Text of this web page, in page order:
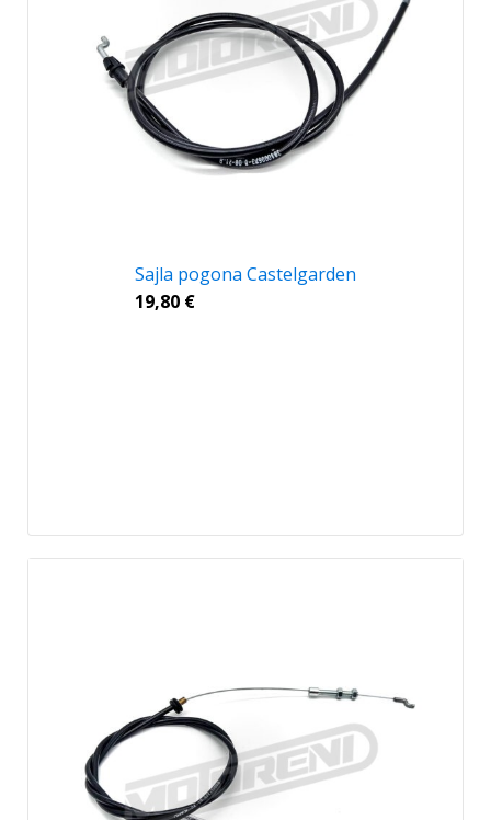
Sajla pogona Castelgarden
19,80 €